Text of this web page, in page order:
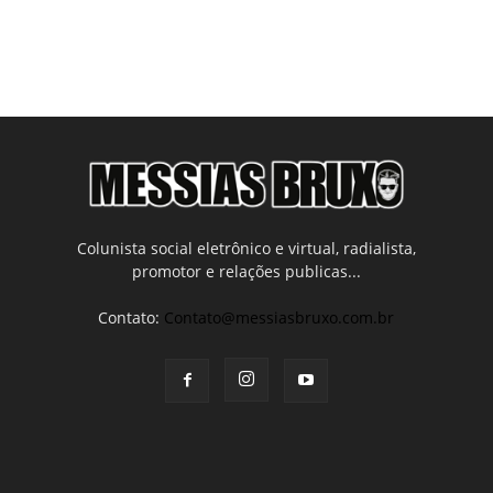
Colunista social eletrônico e virtual, radialista,
promotor e relações publicas...
Contato: Contato@messiasbruxo.com.br